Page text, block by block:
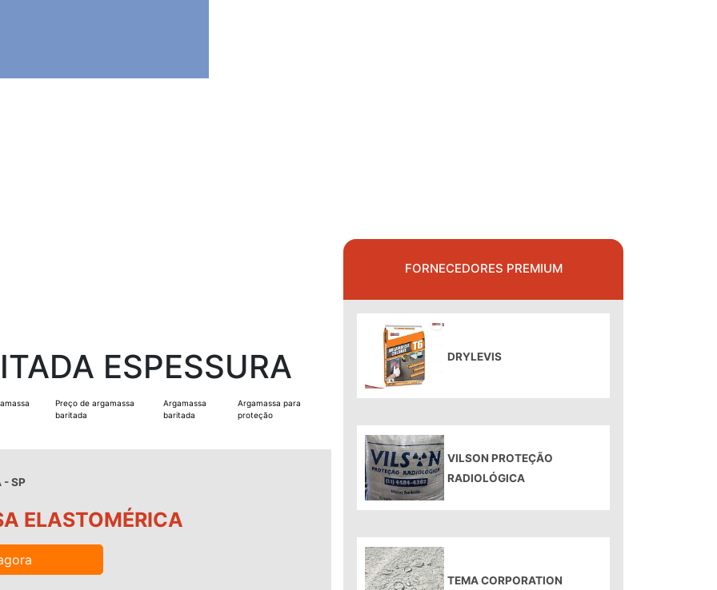
ESPESSURA
Preço de argamassa
baritada
Argamassa
baritada
Argamassa para
proteção
- SP
ELASTOMÉRICA
FORNECEDORES PREMIUM
DRYLEVIS
VILSON PROTEÇÃO
RADIOLÓGICA
TEMA CORPORATION